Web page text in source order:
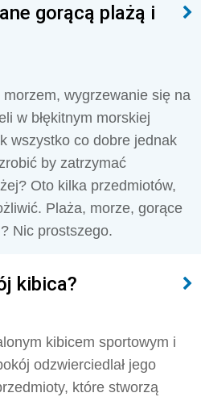
gorącą plażą i
wygrzewanie się na
w błękitnym morskiej
wszystko co dobre jednak
by zatrzymać
Oto kilka przedmiotów,
Plaża, morze, gorące
Nic prostszego.
kibica?
kibicem sportowym i
odzwierciedlał jego
które stworzą